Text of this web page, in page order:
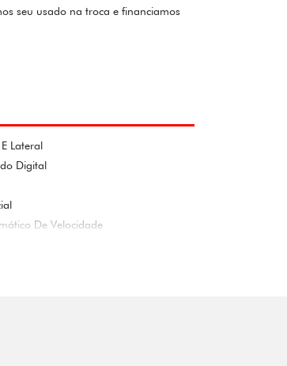
seu usado na troca e financiamos
Lateral
Digital
De Velocidade